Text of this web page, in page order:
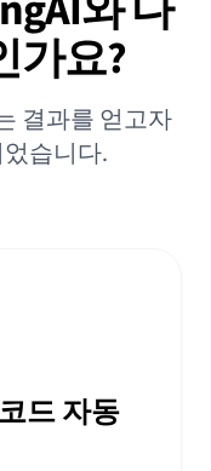
가요?
결과를 얻고자
습니다.
드 자동